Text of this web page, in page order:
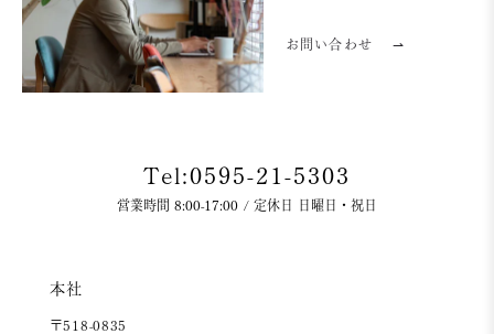
お問い合わせ ⇀
Tel:0595-21-5303
営業時間 8:00-17:00 / 定休日 日曜日・祝日
本社
〒518-0835